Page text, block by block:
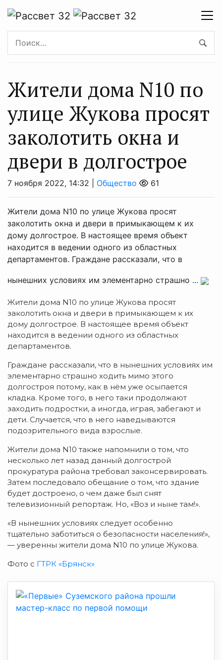
Жители дома N10 по
улице Жукова просят
заколотить окна и
двери в долгострое
7 ноября 2022, 14:32 | Общество 61
Жители дома N10 по улице Жукова просят
заколотить окна и двери в примыкающем к их
дому долгострое. В настоящее время объект
находится в ведении одного из областных
департаментов. Граждане рассказали, что в
нынешних условиях им элементарно страшно ...
Жители дома N10 по улице Жукова просят
заколотить окна и двери в примыкающем к их
дому долгострое. В настоящее время объект
находится в ведении одного из областных
департаментов.
Граждане рассказали, что в нынешних условиях им
элементарно страшно ходить мимо этого
долгостроя потому, как в нём уже осыпается
кладка. Кроме того, в него таки продолжают
заходить подростки, а иногда, играя, забегают и
дети. Случается, что в него наведываются
подозрительного вида взрослые.
Жители дома N10 также напомнили о том, что
несколько лет назад данный долгострой
прокуратура района требовал законсервировать.
Затем последовало обещание о том, что здание
будет достроено, о чем даже был снят
телевизионный репортаж. Но, «Воз и ныне там!».
«В нынешних условиях следует особенно
тщательно заботиться о безопасности населения!»,
— уверенны жители дома N10 по улице Жукова.
Фото с ГТРК «Брянск»